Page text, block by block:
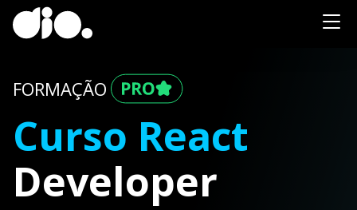
FORMAÇÃO
Curso React
Developer